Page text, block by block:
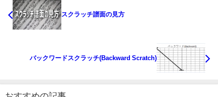
スクラッチ譜面の見方
バックワードスクラッチ(Backward Scratch)